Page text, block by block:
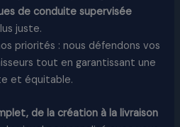
de conduite supervisée
juste.
priorités : nous défendons vos
tout en garantissant une
et équitable.
de la création à la livraison